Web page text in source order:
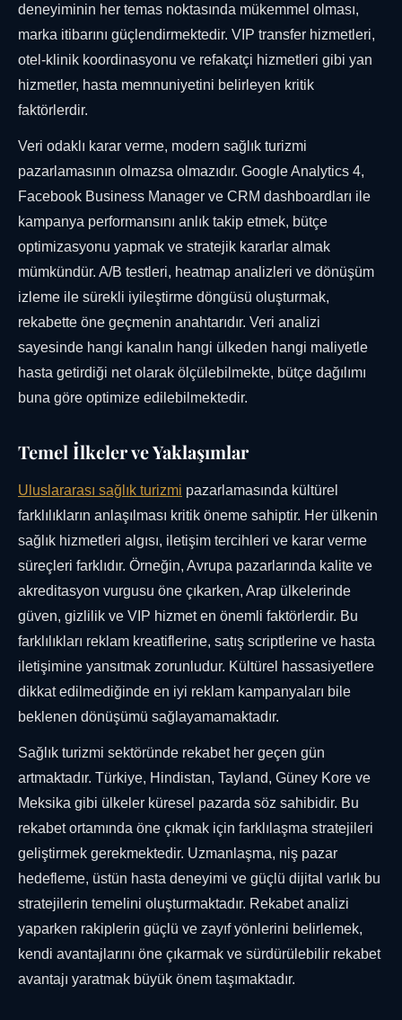
deneyiminin her temas noktasında mükemmel olması,
marka itibarını güçlendirmektedir. VIP transfer hizmetleri,
otel-klinik koordinasyonu ve refakatçi hizmetleri gibi yan
hizmetler, hasta memnuniyetini belirleyen kritik
faktörlerdir.
Veri odaklı karar verme, modern sağlık turizmi
pazarlamasının olmazsa olmazıdır. Google Analytics 4,
Facebook Business Manager ve CRM dashboardları ile
kampanya performansını anlık takip etmek, bütçe
optimizasyonu yapmak ve stratejik kararlar almak
mümkündür. A/B testleri, heatmap analizleri ve dönüşüm
izleme ile sürekli iyileştirme döngüsü oluşturmak,
rekabette öne geçmenin anahtarıdır. Veri analizi
sayesinde hangi kanalın hangi ülkeden hangi maliyetle
hasta getirdiği net olarak ölçülebilmekte, bütçe dağılımı
buna göre optimize edilebilmektedir.
Temel İlkeler ve Yaklaşımlar
Uluslararası sağlık turizmi pazarlamasında kültürel
farklılıkların anlaşılması kritik öneme sahiptir. Her ülkenin
sağlık hizmetleri algısı, iletişim tercihleri ve karar verme
süreçleri farklıdır. Örneğin, Avrupa pazarlarında kalite ve
akreditasyon vurgusu öne çıkarken, Arap ülkelerinde
güven, gizlilik ve VIP hizmet en önemli faktörlerdir. Bu
farklılıkları reklam kreatiflerine, satış scriptlerine ve hasta
iletişimine yansıtmak zorunludur. Kültürel hassasiyetlere
dikkat edilmediğinde en iyi reklam kampanyaları bile
beklenen dönüşümü sağlayamamaktadır.
Sağlık turizmi sektöründe rekabet her geçen gün
artmaktadır. Türkiye, Hindistan, Tayland, Güney Kore ve
Meksika gibi ülkeler küresel pazarda söz sahibidir. Bu
rekabet ortamında öne çıkmak için farklılaşma stratejileri
geliştirmek gerekmektedir. Uzmanlaşma, niş pazar
hedefleme, üstün hasta deneyimi ve güçlü dijital varlık bu
stratejilerin temelini oluşturmaktadır. Rekabet analizi
yaparken rakiplerin güçlü ve zayıf yönlerini belirlemek,
kendi avantajlarını öne çıkarmak ve sürdürülebilir rekabet
avantajı yaratmak büyük önem taşımaktadır.